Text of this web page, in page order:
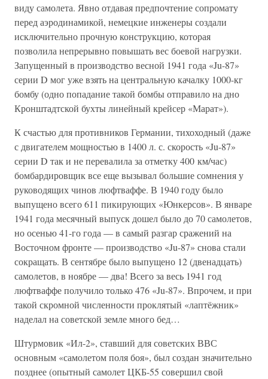
виду самолета. Явно отдавая предпочтение сопромату
перед аэродинамикой, немецкие инженеры создали
исключительно прочную конструкцию, которая
позволила непрерывно повышать вес боевой нагрузки.
Запущенный в производство весной 1941 года «Ju-87»
серии D мог уже взять на центральную качалку 1000-кг
бомбу (одно попадание такой бомбы отправило на дно
Кронштадтской бухты линейный крейсер «Марат»).
К счастью для противников Германии, тихоходный (даже
с двигателем мощностью в 1400 л. с. скорость «Ju-87»
серии D так и не перевалила за отметку 400 км/час)
бомбардировщик все еще вызывал большие сомнения у
руководящих чинов люфтваффе. В 1940 году было
выпущено всего 611 пикирующих «Юнкерсов». В январе
1941 года месячный выпуск дошел было до 70 самолетов,
но осенью 41-го года — в самый разгар сражений на
Восточном фронте — производство «Ju-87» снова стали
сокращать. В сентябре было выпущено 12 (двенадцать)
самолетов, в ноябре — два! Всего за весь 1941 год
люфтваффе получило только 476 «Ju-87». Впрочем, и при
такой скромной численности проклятый «лаптёжник»
наделал на советской земле много бед…
Штурмовик «Ил-2», ставший для советских ВВС
основным «самолетом поля боя», был создан значительно
позднее (опытный самолет ЦКБ-55 совершил свой